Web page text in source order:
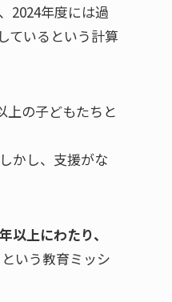
2024年度には過
ているという計算
上の子どもたちと
かし、支援がな
以上にわたり、
いう教育ミッシ